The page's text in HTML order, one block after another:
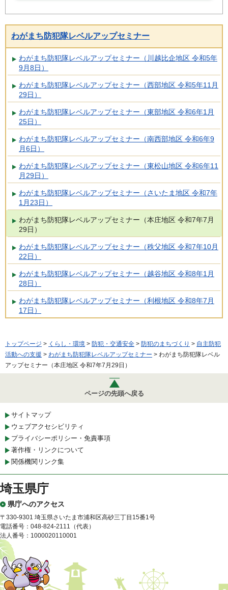
わがまち防犯隊レベルアップセミナー
わがまち防犯隊レベルアップセミナー（川越比企地区 令和5年
9月8日）
わがまち防犯隊レベルアップセミナー（西部地区 令和5年11月
29日）
わがまち防犯隊レベルアップセミナー（東部地区 令和6年1月
25日）
わがまち防犯隊レベルアップセミナー（南西部地区 令和6年9
月6日）
わがまち防犯隊レベルアップセミナー（東松山地区 令和6年11
月29日）
わがまち防犯隊レベルアップセミナー（さいたま地区 令和7年
1月23日）
わがまち防犯隊レベルアップセミナー（本庄地区 令和7年7月
29日）
わがまち防犯隊レベルアップセミナー（秩父地区 令和7年10月
22日）
わがまち防犯隊レベルアップセミナー（越谷地区 令和8年1月
28日）
わがまち防犯隊レベルアップセミナー（利根地区 令和8年7月
17日）
トップページ > くらし・環境 > 防犯・交通安全 > 防犯のまちづくり > 自主防犯
活動への支援 > わがまち防犯隊レベルアップセミナー > わがまち防犯隊レベル
アップセミナー（本庄地区 令和7年7月29日）
ページの先頭へ戻る
サイトマップ
ウェブアクセシビリティ
プライバシーポリシー・免責事項
著作権・リンクについて
関係機関リンク集
埼玉県庁
県庁へのアクセス
〒330-9301 埼玉県さいたま市浦和区高砂三丁目15番1号
電話番号：048-824-2111（代表）
法人番号：1000020110001